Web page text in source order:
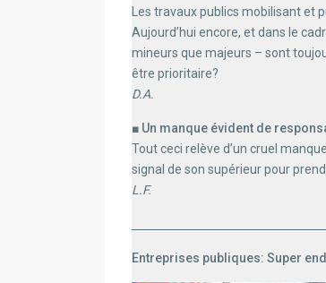
Les travaux publics mobilisant et
Aujourd’hui encore, et dans le
mineurs que majeurs – sont
être prioritaire?
D.A.
■ Un manque évident de
Tout ceci relève d’un cruel
signal de son supérieur pour
L.F.
Entreprises publiques: Super